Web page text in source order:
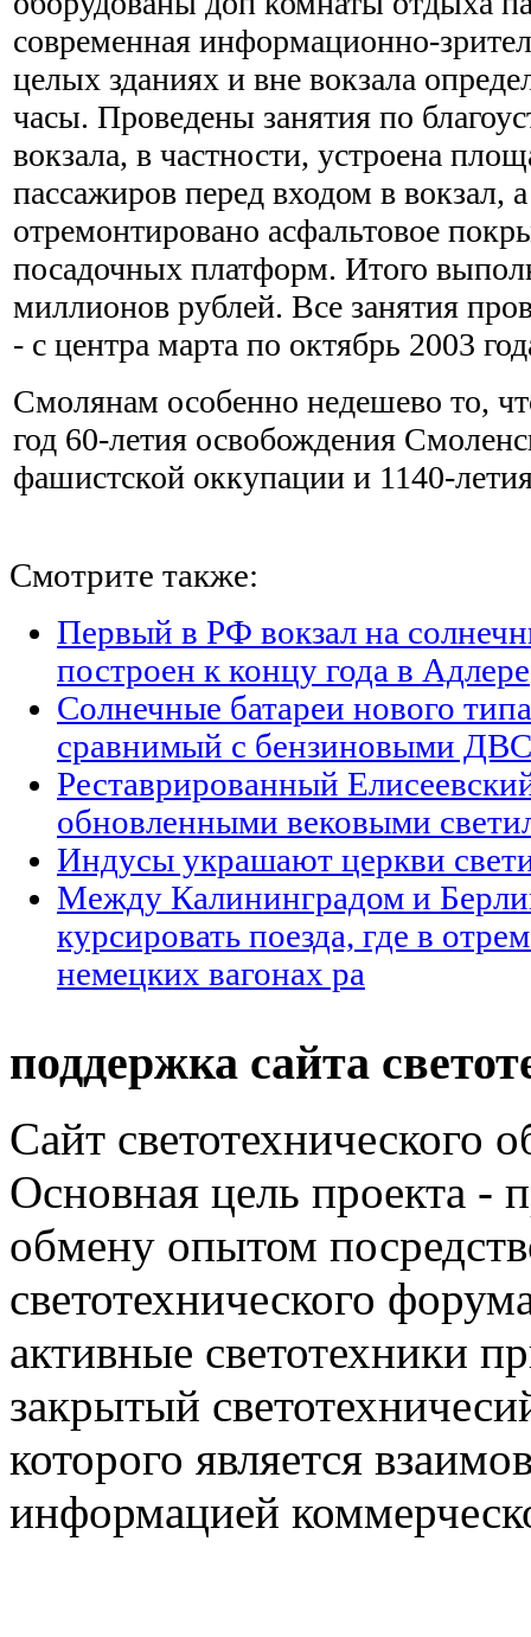
современная информационно-
целых зданиях и вне вокзала
часы. Проведены занятия по
вокзала, в частности, устроена
пассажиров перед входом в вокзал,
отремонтировано асфальтовое
посадочных платформ. Итого
миллионов рублей. Все занятия
- с центра марта по октябрь 2003
Смолянам особенно недешево то,
год 60-летия освобождения
фашистской оккупации и 1140-
Смотрите также:
Первый в РФ вокзал на
построен к концу года в Адлере
Солнечные батареи нового
сравнимый с бензиновыми ДВС
Реставрированный
обновленными вековыми
Индусы украшают церкви
Между Калининградом и
курсировать поезда, где в
немецких вагонах ра
поддержка сайта
Сайт светотехнического
Основная цель проекта -
обмену опытом
светотехнического
активные светотехники
закрытый
которого является
информацией